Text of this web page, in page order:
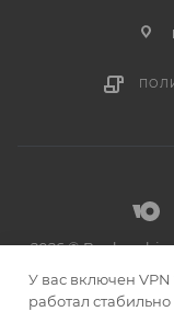
2026 ©
У вас включен VPN
работал стабильно